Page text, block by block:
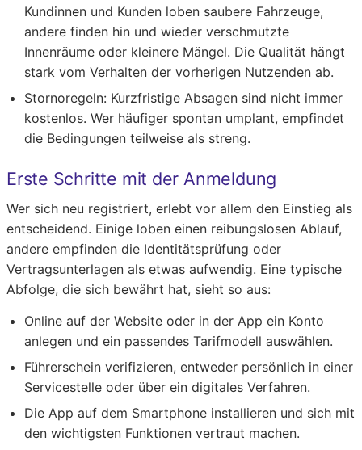
Kundinnen und Kunden loben saubere Fahrzeuge,
andere finden hin und wieder verschmutzte
Innenräume oder kleinere Mängel. Die Qualität hängt
stark vom Verhalten der vorherigen Nutzenden ab.
Stornoregeln: Kurzfristige Absagen sind nicht immer
kostenlos. Wer häufiger spontan umplant, empfindet
die Bedingungen teilweise als streng.
Erste Schritte mit der Anmeldung
Wer sich neu registriert, erlebt vor allem den Einstieg als
entscheidend. Einige loben einen reibungslosen Ablauf,
andere empfinden die Identitätsprüfung oder
Vertragsunterlagen als etwas aufwendig. Eine typische
Abfolge, die sich bewährt hat, sieht so aus:
Online auf der Website oder in der App ein Konto
anlegen und ein passendes Tarifmodell auswählen.
Führerschein verifizieren, entweder persönlich in einer
Servicestelle oder über ein digitales Verfahren.
Die App auf dem Smartphone installieren und sich mit
den wichtigsten Funktionen vertraut machen.